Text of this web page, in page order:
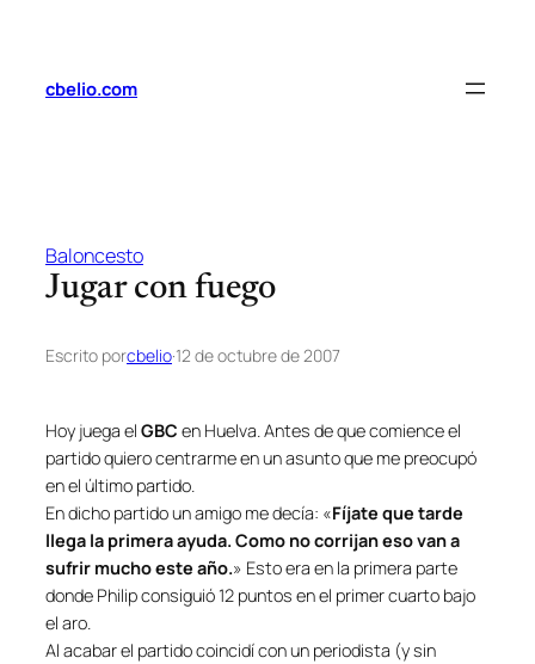
contenido
cbelio.com
Baloncesto
Jugar con fuego
Escrito porcbelio·12 de octubre de 2007
Hoy juega el GBC en Huelva. Antes de que comience el
partido quiero centrarme en un asunto que me preocupó
en el último partido.
En dicho partido un amigo me decía: «Fíjate que tarde
llega la primera ayuda. Como no corrijan eso van a
sufrir mucho este año.» Esto era en la primera parte
donde Philip consiguió 12 puntos en el primer cuarto bajo
el aro.
Al acabar el partido coincidí con un periodista (y sin